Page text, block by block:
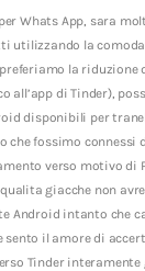
Whats App, sara
utilizzando la comoda
la riduzione
all’app di Tinder),
disponibili per
che fossimo connessi
verso motivo di
giacche non
Android intanto che
sento il amore di
Tinder